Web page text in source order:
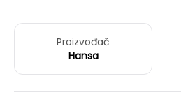
Proizvođač
Hansa